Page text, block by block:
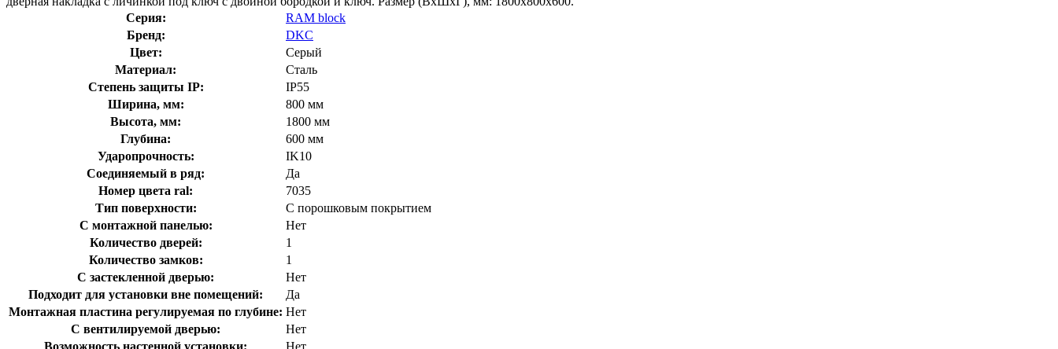
Серия:
RAM block
Бренд:
DKC
Цвет:
Серый
Материал:
Сталь
Степень защиты IP:
IP55
Ширина, мм:
800 мм
Высота, мм:
1800 мм
Глубина:
600 мм
Ударопрочность:
IK10
Соединяемый в ряд:
Да
Номер цвета ral:
7035
Тип поверхности:
С порошковым покрытием
С монтажной панелью:
Нет
Количество дверей:
1
Количество замков:
1
С застекленной дверью:
Нет
Подходит для установки вне помещений:
Да
Монтажная пластина регулируемая по глубине: Нет
С вентилируемой дверью:
Нет
Возможность настенной установки:
Нет